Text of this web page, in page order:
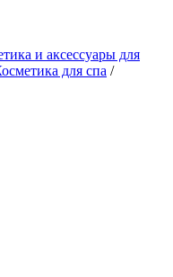
и аксессуары для
для спа /